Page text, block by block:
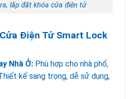
lắp đặt khóa cửa điện tử
Điện Tử Smart Lock
Nhà Ở: Phù hợp cho nhà phố,
kế sang trọng, dễ sử dụng,